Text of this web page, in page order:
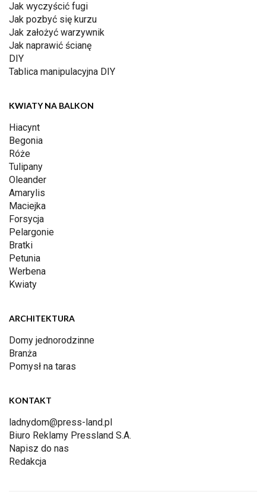
Jak wyczyścić fugi
Jak pozbyć się kurzu
Jak założyć warzywnik
Jak naprawić ścianę
DIY
Tablica manipulacyjna DIY
KWIATY NA BALKON
Hiacynt
Begonia
Róże
Tulipany
Oleander
Amarylis
Maciejka
Forsycja
Pelargonie
Bratki
Petunia
Werbena
Kwiaty
ARCHITEKTURA
Domy jednorodzinne
Branża
Pomysł na taras
KONTAKT
ladnydom@press-land.pl
Biuro Reklamy Pressland S.A.
Napisz do nas
Redakcja